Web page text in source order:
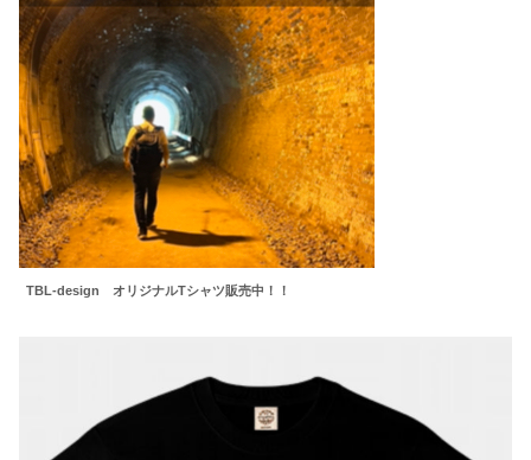
TBL-design オリジナルTシャツ販売中！！